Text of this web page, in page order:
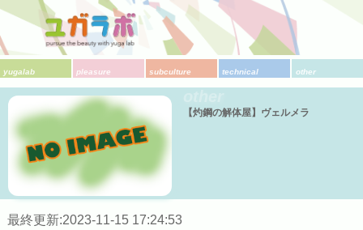
yugalab pleasure subculture technical other
【灼鋼の解体屋】ヴェルメラ
最終更新:2023-11-15 17:24:53